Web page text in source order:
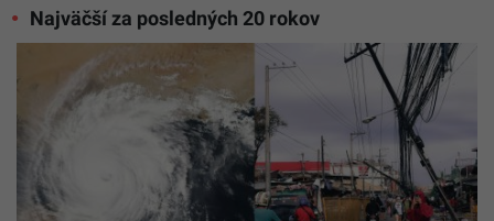
Najväčší za posledných 20 rokov